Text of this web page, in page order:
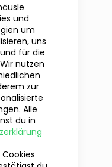
da!
und
um
uns
für die
nutzen
zur
Alle
du in